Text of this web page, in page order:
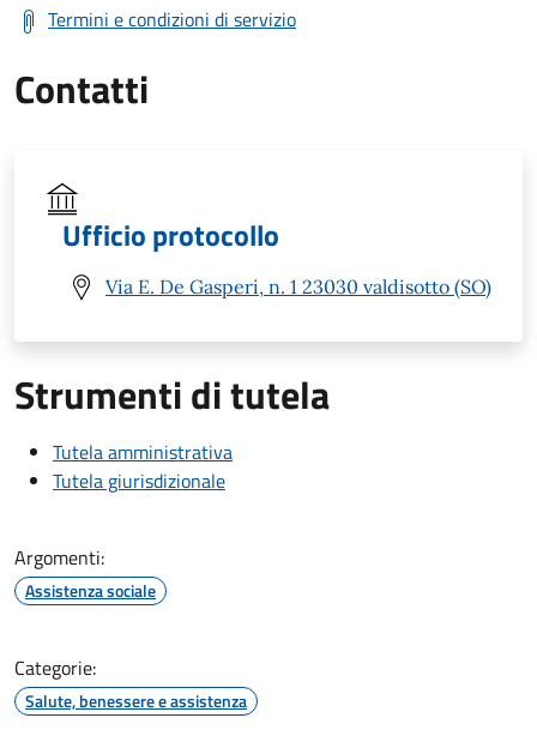
Termini e condizioni di servizio
Contatti
Ufficio protocollo
Via E. De Gasperi, n. 1 23030 valdisotto (SO)
Strumenti di tutela
Tutela amministrativa
Tutela giurisdizionale
Argomenti:
Assistenza sociale
Categorie:
Salute, benessere e assistenza